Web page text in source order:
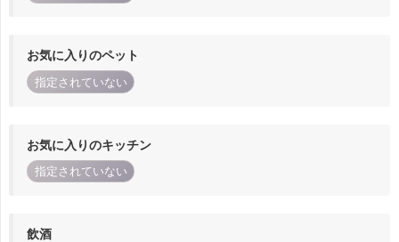
お気に入りのペット
指定されていない
お気に入りのキッチン
指定されていない
飲酒